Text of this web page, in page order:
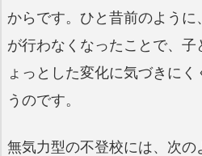
からです。ひと昔前のよう
が行わなくなったことで、子
ょっとした変化に気づきに
うのです。
無気力型の不登校には、次